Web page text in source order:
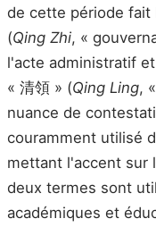
de cette période fait
(Qing Zhi, «
l'acte administratif
« 清領 » (Qing Ling,
nuance de
couramment utilisé
mettant l'accent sur
deux termes sont
académiques et